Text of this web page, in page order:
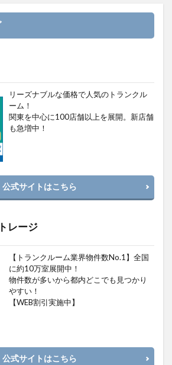
リーズナブルな価格で人気のトランクル
ーム！
関東を中心に100店舗以上を展開。新店舗
も急増中！
公式サイトはこちら
レージ
【トランクルーム業界物件数No.1】全国
に約10万室展開中！
物件数が多いから都内どこでも見つかり
やすい！
【WEB割引実施中】
公式サイトはこちら